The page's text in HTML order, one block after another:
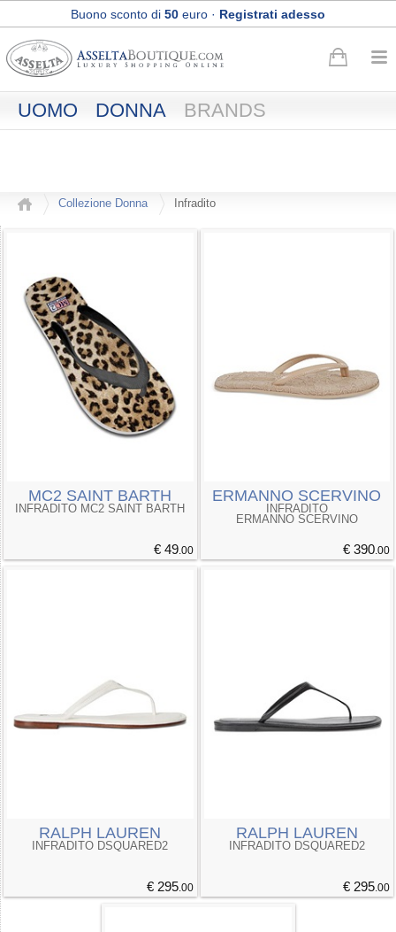
Buono sconto di 50 euro · Registrati adesso
UOMO DONNA BRANDS
Collezione Donna Infradito
MC2 SAINT BARTH
INFRADITO MC2 SAINT BARTH
€ 49.00
ERMANNO SCERVINO
INFRADITO
ERMANNO SCERVINO
€ 390.00
RALPH LAUREN
INFRADITO DSQUARED2
€ 295.00
RALPH LAUREN
INFRADITO DSQUARED2
€ 295.00